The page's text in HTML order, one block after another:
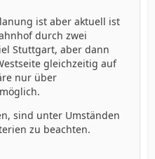
ist aber aktuell ist
durch zwei
Stuttgart, aber dann
gleichzeitig auf
nur über
sind unter Umständen
zu beachten.